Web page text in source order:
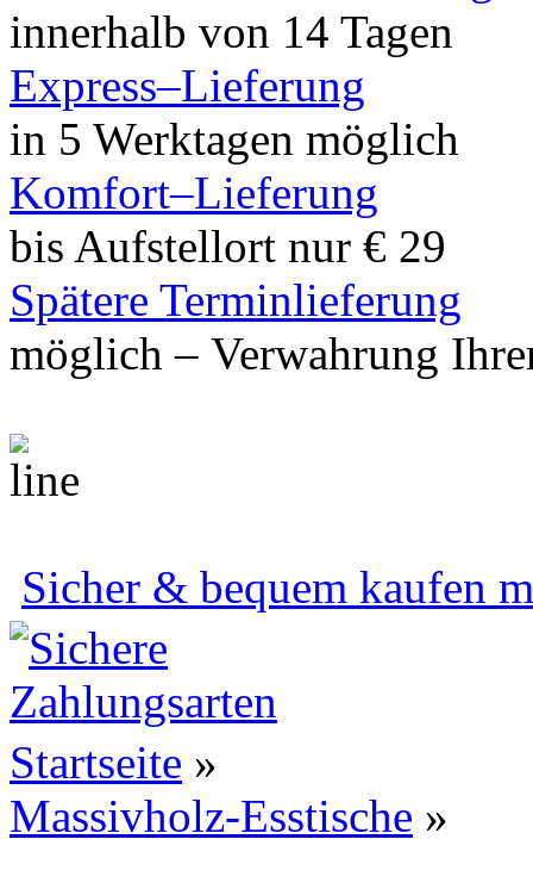
innerhalb von 14 Tagen
Express–Lieferung
in 5 Werktagen möglich
Komfort–Lieferung
bis Aufstellort nur € 29
Spätere Terminlieferung
möglich – Verwahrung
Sicher & bequem kaufen
Startseite »
Massivholz-Esstische »